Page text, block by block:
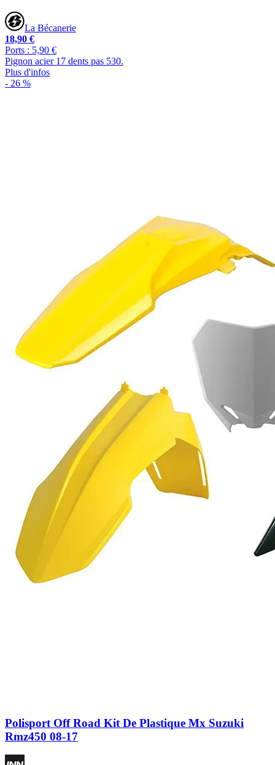
La Bécanerie
18,90 €
Ports : 5,90 €
Pignon acier 17 dents pas 530.
Plus d'infos
- 26 %
Polisport Off Road Kit De Plastique Mx Suzuki
Rmz450 08-17